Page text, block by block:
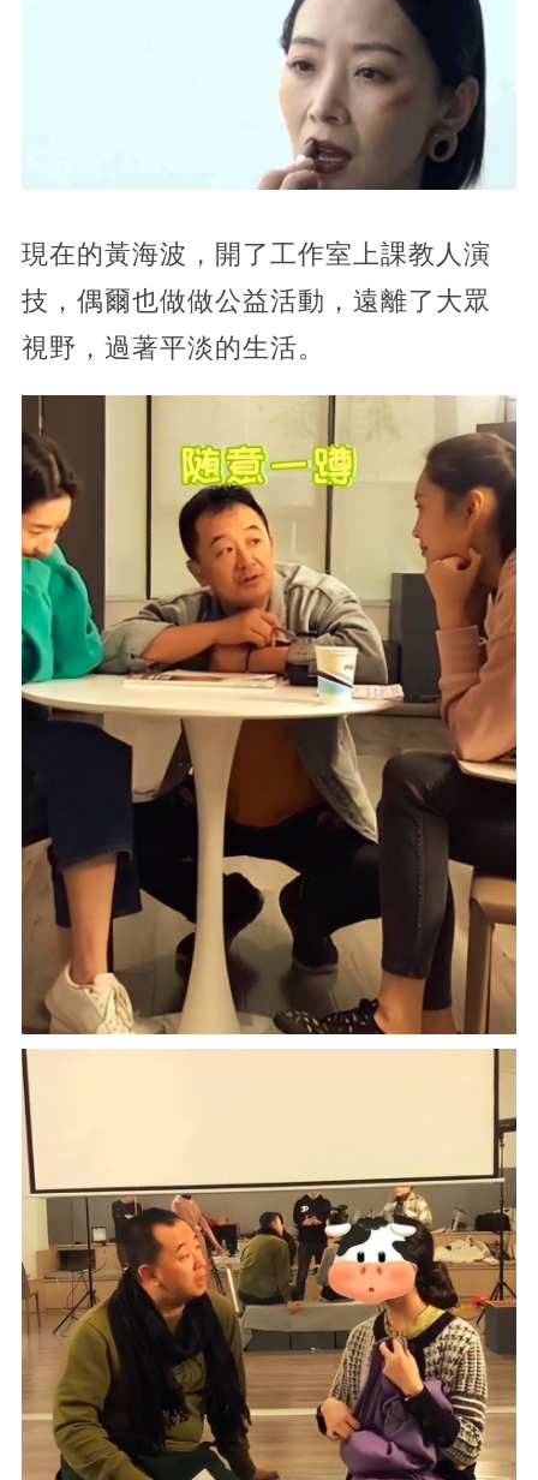
現在的黃海波，開了工作室上課教人演
技，偶爾也做做公益活動，遠離了大眾
視野，過著平淡的生活。